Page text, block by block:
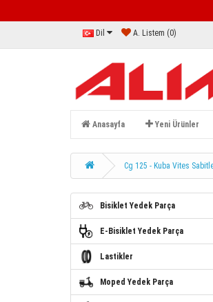
Dil A. Listem (0)
Anasayfa Yeni Ürünler
Cg 125 - Kuba Vites
Bisiklet Yedek Parça
E-Bisiklet Yedek Parça
Lastikler
Moped Yedek Parça